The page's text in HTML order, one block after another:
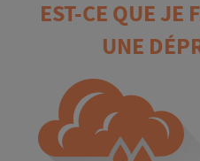
EST-CE QUE JE
UNE